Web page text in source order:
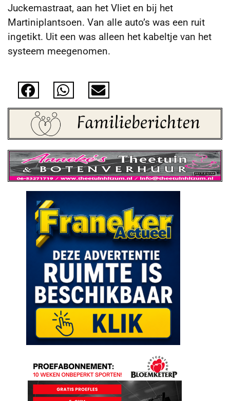
Juckemastraat, aan het Vliet en bij het
Martiniplantsoen. Van alle auto’s was een ruit
ingetikt. Uit een was alleen het kabeltje van het
systeem meegenomen.